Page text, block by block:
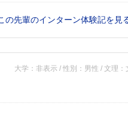
の先輩のインターン体験記を見
大学：非表示 / 性別：男性 / 文理：